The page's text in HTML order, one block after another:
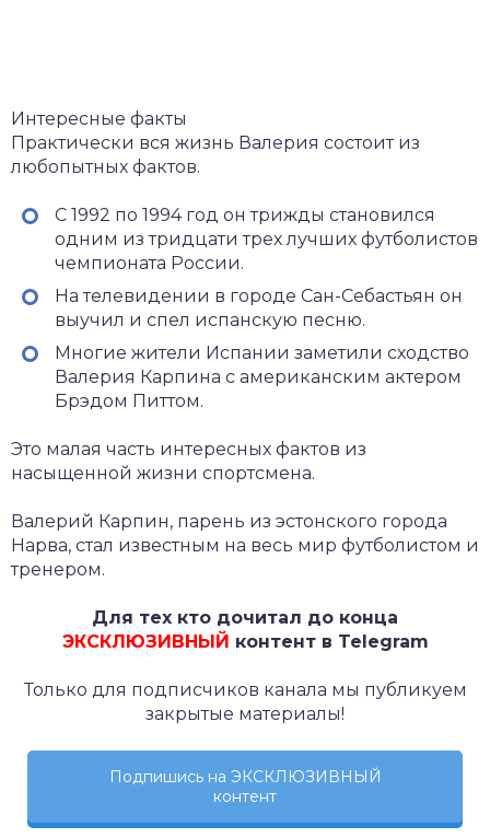
Интересные факты
Практически вся жизнь Валерия состоит из
любопытных фактов.
С 1992 по 1994 год он трижды становился
одним из тридцати трех лучших футболистов
чемпионата России.
На телевидении в городе Сан-Себастьян он
выучил и спел испанскую песню.
Многие жители Испании заметили сходство
Валерия Карпина с американским актером
Брэдом Питтом.
Это малая часть интересных фактов из
насыщенной жизни спортсмена.
Валерий Карпин, парень из эстонского города
Нарва, стал известным на весь мир футболистом и
тренером.
Для тех кто дочитал до конца
ЭКСКЛЮЗИВНЫЙ контент в Telegram
Только для подписчиков канала мы публикуем
закрытые материалы!
Подпишись на ЭКСКЛЮЗИВНЫЙ
контент